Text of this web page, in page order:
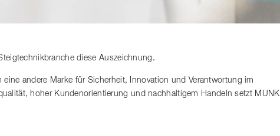
diese Auszeichnung.
andere Marke für Sicherheit, Innovation und Verantwortung im
hoher Kundenorientierung und nachhaltigem Handeln setzt MUNK